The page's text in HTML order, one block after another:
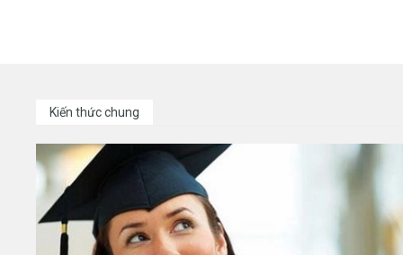
Kiến thức chung